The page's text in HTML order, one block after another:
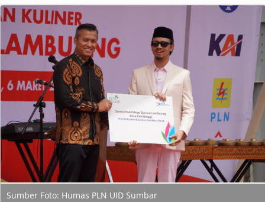
Sumber Foto: Humas PLN UID Sumbar